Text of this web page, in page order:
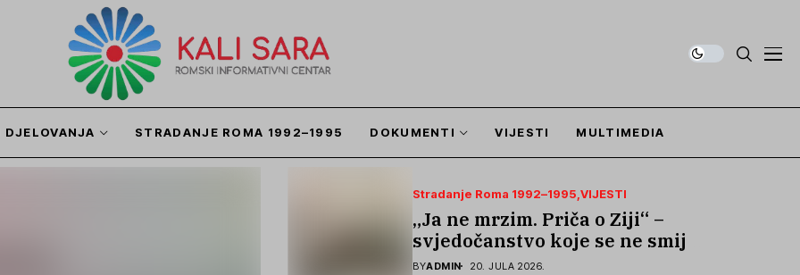
STRADANJE ROMA 1992–1995 DOKUMENTI VIJESTI MULTIMEDIA
Stradanje Roma 1992–1995 VIJESTI
„Ja ne mrzim. Priča o Ziji“ –
svjedočanstvo koje se ne smije
zaboraviti
BYADMIN 20. JULA 2026.